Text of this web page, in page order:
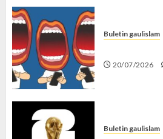
Buletin gaulislam
20/07/2026
Buletin gaulislam